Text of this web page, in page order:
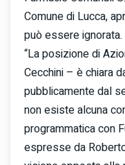
Comune di Lucca,
può essere ignorata.
“La posizione di
Cecchini – è chiara
pubblicamente dal
non esiste alcuna
programmatica con
espresse da